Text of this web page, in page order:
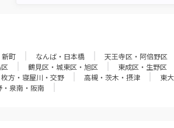
新町 なんば・日本橋 天王寺区・阿倍野区
鶴見区・城東区・旭区 東成区・生野区
枚方・寝屋川・交野 高槻・茨木・摂津 東
・泉南・阪南